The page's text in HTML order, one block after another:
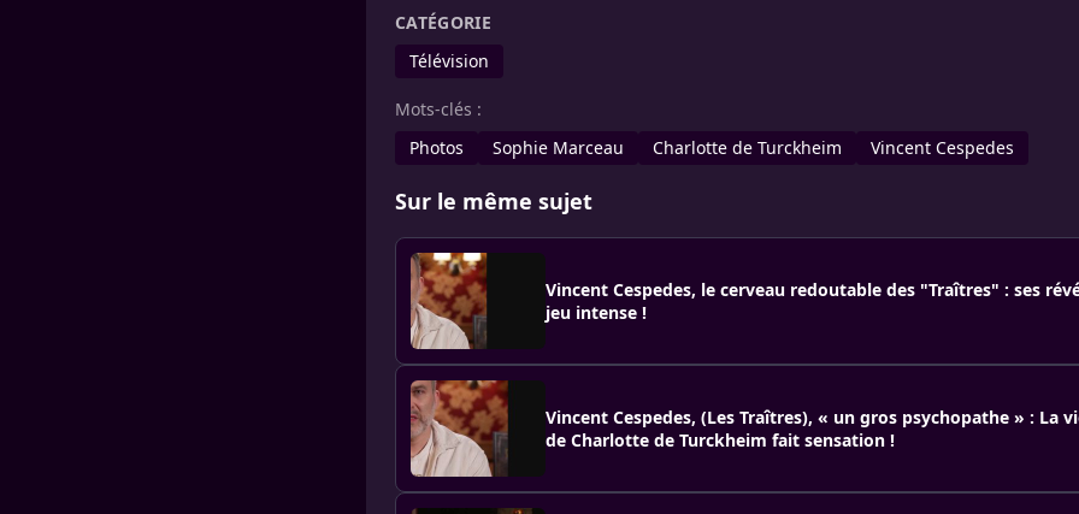
CATÉGORIE
Télévision
Mots-clés :
Photos
Sophie Marceau Charlotte de Turckheim Vincent Cespedes
Sur le même sujet
Vincent Cespedes, le cerveau redoutable des "Traîtres" : ses
jeu intense !
Vincent Cespedes, (Les Traîtres), « un gros psychopathe » : La
de Charlotte de Turckheim fait sensation !